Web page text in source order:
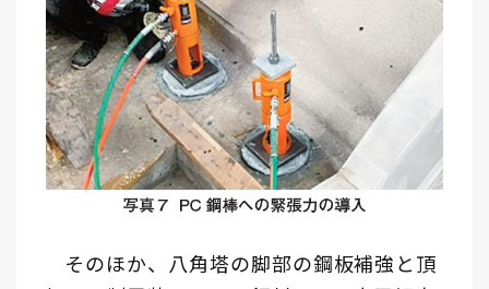
そのほか、八角塔の脚部の鋼板補強と頂